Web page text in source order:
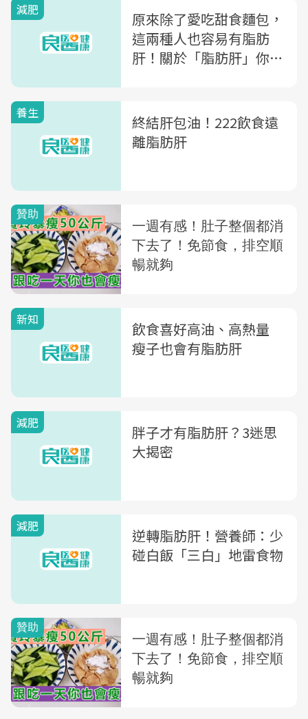
減肥
原來除了愛吃甜食麵包，
這兩種人也容易有脂肪
肝！關於「脂肪肝」你該
養生
終結肝包油！222飲食遠
離脂肪肝
新知
飲食喜好高油、高熱量
瘦子也會有脂肪肝
減肥
胖子才有脂肪肝？3迷思
大揭密
減肥
逆轉脂肪肝！營養師：少
碰白飯「三白」地雷食物